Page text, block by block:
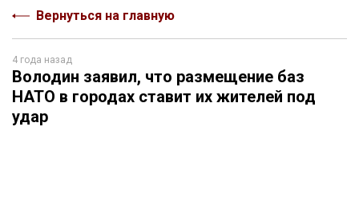
Вернуться на главную
4 года назад
Володин заявил, что размещение баз
НАТО в городах ставит их жителей под
удар